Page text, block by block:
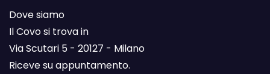
Dove siamo
Il Covo si trova in
Via Scutari 5 - 20127 - Milano
Riceve su appuntamento.